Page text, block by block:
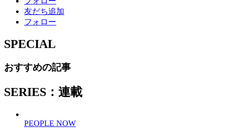
友だち追加
フォロー
SPECIAL
おすすめの記事
SERIES：連載
PEOPLE NOW